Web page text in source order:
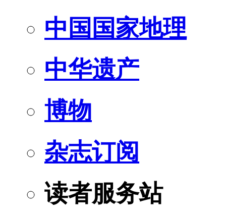
中国国家地理
中华遗产
博物
杂志订阅
读者服务站